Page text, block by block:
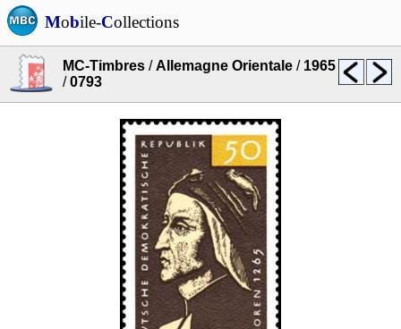
Mobile-Collections
MC-Timbres /Allemagne Orientale / 1965
/0793